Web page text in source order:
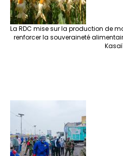
La RDC mise sur la production de
renforcer la souveraineté
Kasaï